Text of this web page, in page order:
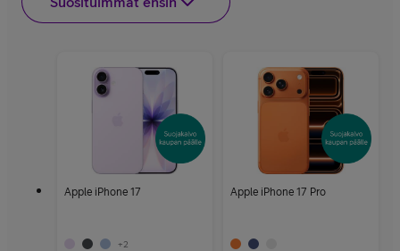
Apple iPhone 17
+2
Apple iPhone 17 Pro